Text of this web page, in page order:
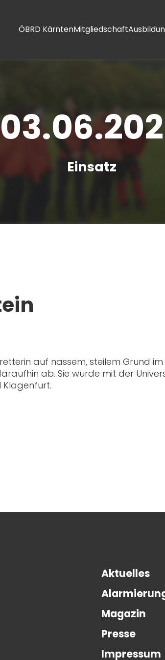
ÖBRD KärntenMitgliedschaft
Einsatz
auf nassem, steilem Grund im
ab. Sie wurde mit der
Klagenfurt.
Aktuelles
Magazin
Presse
Impressum